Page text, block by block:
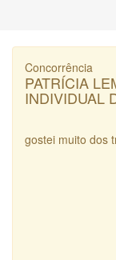
Concorrência
PATRÍCIA
INDIVIDUAL
gostei muito dos